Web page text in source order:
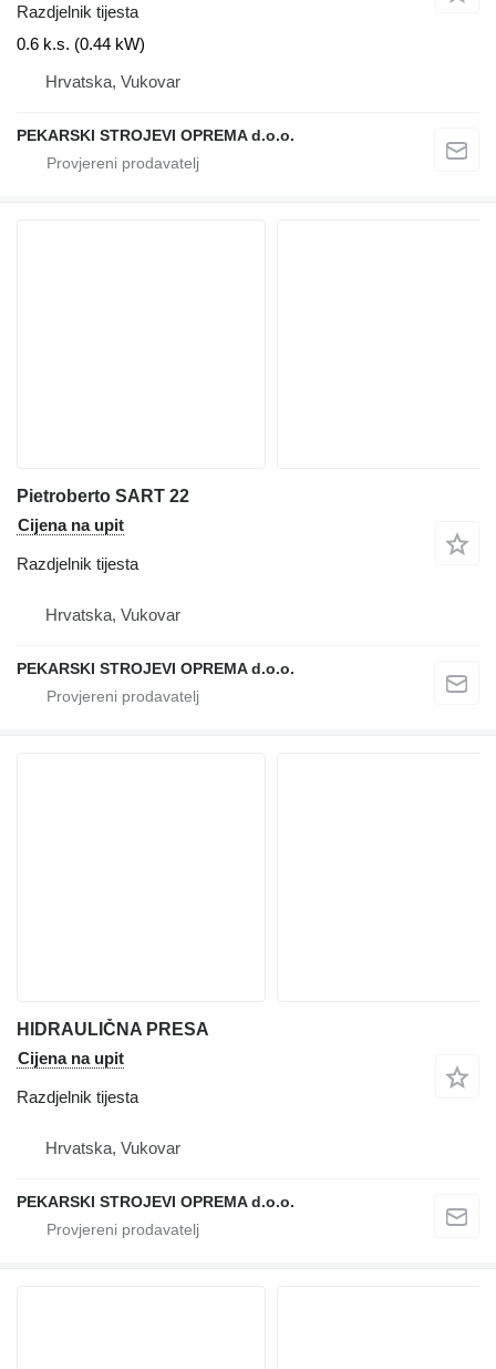
Razdjelnik tijesta
0.6 k.s. (0.44 kW)
Hrvatska, Vukovar
PEKARSKI STROJEVI OPREMA d.o.o.
Pietroberto SART 22
Cijena na upit
Razdjelnik tijesta
Hrvatska, Vukovar
PEKARSKI STROJEVI OPREMA d.o.o.
HIDRAULIČNA PRESA
Cijena na upit
Razdjelnik tijesta
Hrvatska, Vukovar
PEKARSKI STROJEVI OPREMA d.o.o.